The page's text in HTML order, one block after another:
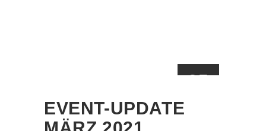
05
EVENT-UPDATE